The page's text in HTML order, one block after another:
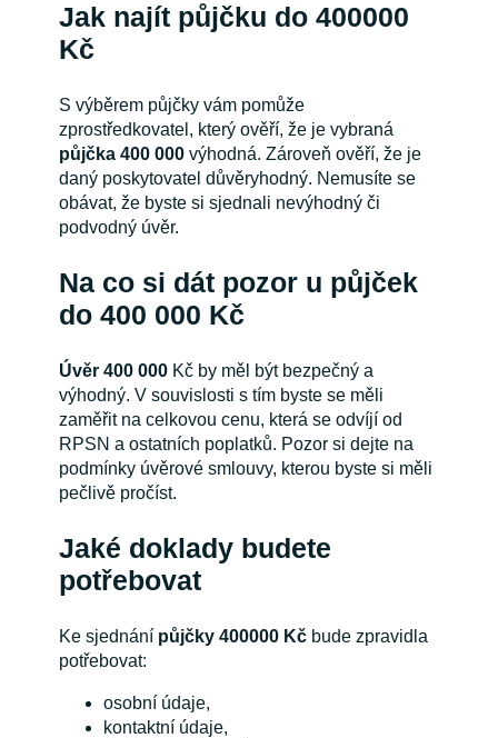
Jak najít půjčku do 400000
Kč
S výběrem půjčky vám pomůže
zprostředkovatel, který ověří, že je vybraná
půjčka 400 000 výhodná. Zároveň ověří, že je
daný poskytovatel důvěryhodný. Nemusíte se
obávat, že byste si sjednali nevýhodný či
podvodný úvěr.
Na co si dát pozor u půjček
do 400 000 Kč
Úvěr 400 000Kč by měl být bezpečný a
výhodný. V souvislosti s tím byste se měli
zaměřit na celkovou cenu, která se odvíjí od
RPSN a ostatních poplatků. Pozor si dejte na
podmínky úvěrové smlouvy, kterou byste si měli
pečlivě pročíst.
Jaké doklady budete
potřebovat
Ke sjednání půjčky 400000 Kčbude zpravidla
potřebovat:
osobní údaje,
kontaktní údaje,